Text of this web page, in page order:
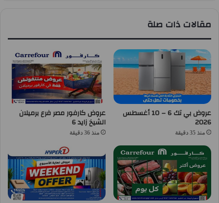
مقالات ذات صلة
عروض بي تك 6 – 10 أغسطس
2026
منذ 35 دقيقة
عروض كارفور مصر فرع برميلان
الشيخ زايد 6
منذ 36 دقيقة